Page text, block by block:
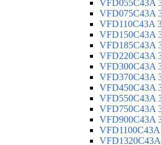
VFD055C43A
VFD075C43A
VFD110C43A
VFD150C43A
VFD185C43A
VFD220C43A
VFD300C43A
VFD370C43A
VFD450C43A
VFD550C43A
VFD750C43A
VFD900C43A